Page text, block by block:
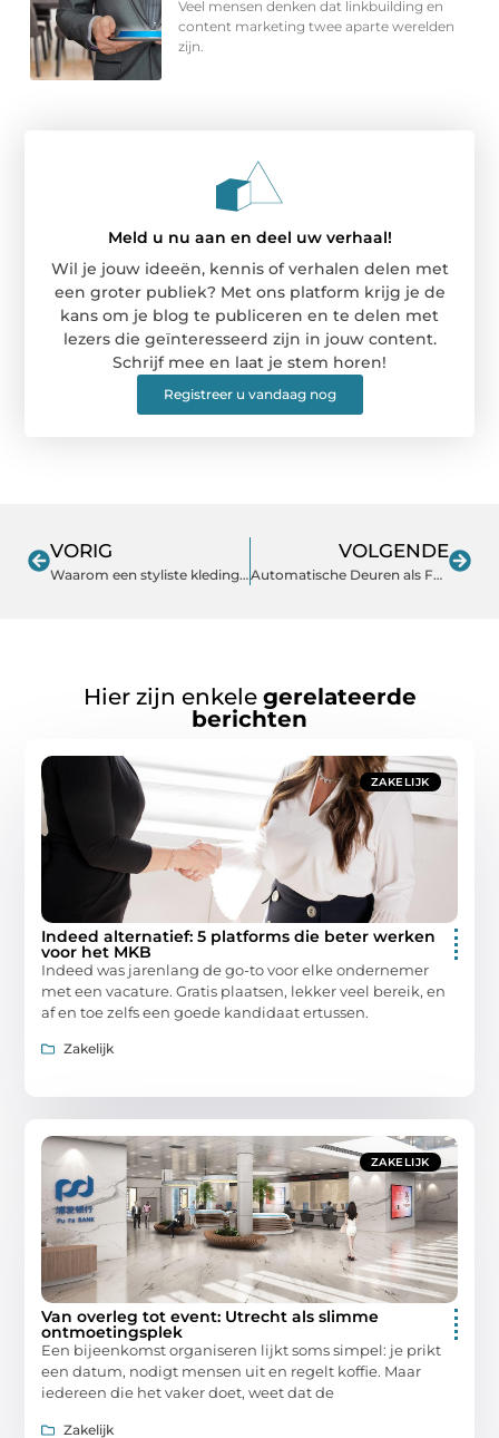
Veel mensen denken dat linkbuilding en
content marketing twee aparte werelden
zijn.
Meld u nu aan en deel uw verhaal!
Wil je jouw ideeën, kennis of verhalen delen met
een groter publiek? Met ons platform krijg je de
kans om je blog te publiceren en te delen met
lezers die geïnteresseerd zijn in jouw content.
Schrijf mee en laat je stem horen!
Registreer u vandaag nog
VORIG
Waarom een styliste kleding helpt bij het ontwikkelen van je persoonlijke stijl
VOLGENDE
Automatische Deuren als Fundament voor Moderne Gebruikerservaring
Hier zijn enkele gerelateerde
berichten
ZAKELIJK
Indeed alternatief: 5 platforms die beter werken
voor het MKB
Indeed was jarenlang de go-to voor elke ondernemer
met een vacature. Gratis plaatsen, lekker veel bereik, en
af en toe zelfs een goede kandidaat ertussen.
Zakelijk
ZAKELIJK
Van overleg tot event: Utrecht als slimme
ontmoetingsplek
Een bijeenkomst organiseren lijkt soms simpel: je prikt
een datum, nodigt mensen uit en regelt koffie. Maar
iedereen die het vaker doet, weet dat de
Zakelijk